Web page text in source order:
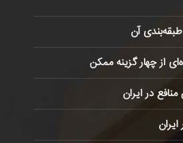
از چهار گزینه ممکن